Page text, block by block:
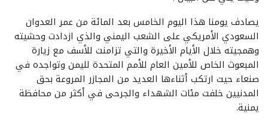
يصادف يومنا هذا اليوم الخامس بعد المائة من عمر العدوان
السعودي الأمريكي على الشعب اليمني والذي ازدادت وحشيته
وهمجيته خلال الأيام الأخيرة والتي تزامنت للأسف مع زيارة
المبعوث الخاص للأمين العام للأمم المتحدة لليمن وتواجده في
صنعاء حيث ارتكب أثناءها العديد من المجازر المروعة بحق
المدنيين خلفت مئات الشهداء والجرحى في أكثر من محافظة
يمنية.